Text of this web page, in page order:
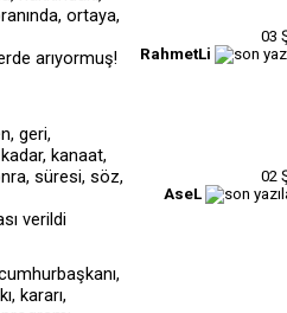
arıyormuş!
03
RahmetLi
verildi
02
AseL